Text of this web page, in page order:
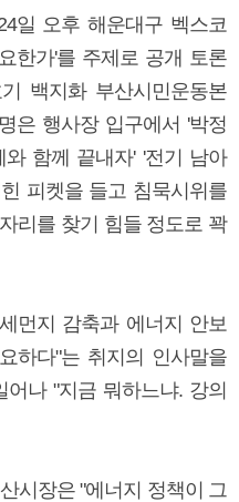
일 오후 해운대구 벡스코
한가'를 주제로 공개 토론
백지화 부산시민운동본
은 행사장 입구에서 '박정
함께 끝내자' '전기 남아
피켓을 들고 침묵시위를
리를 찾기 힘들 정도로 꽉
먼지 감축과 에너지 안보
하다"는 취지의 인사말을
나 "지금 뭐하느냐. 강의
시장은 "에너지 정책이 그